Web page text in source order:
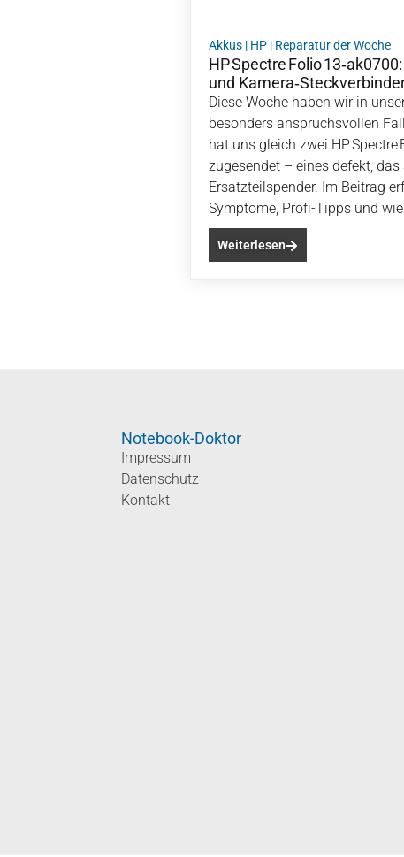
Akkus | HP | Reparatur der Woche
HP Spectre Folio
und
Diese Woche haben wir in
besonders anspruchsvollen
hat uns gleich zwei HP Spectre
zugesendet – eines defekt, das
Ersatzteilspender. Im Beitrag
Symptome, Profi-Tipps und
Weiterlesen
Notebook-Doktor
Impressum
Datenschutz
Kontakt